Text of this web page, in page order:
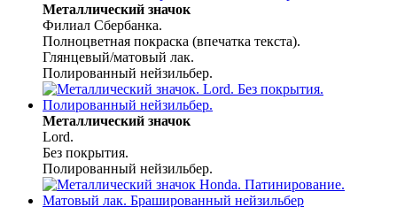
Металлический значок
Филиал Сбербанка.
Полноцветная покраска (впечатка текста).
Глянцевый/матовый лак.
Полированный нейзильбер.
Металлический значок
Lord.
Без покрытия.
Полированный нейзильбер.